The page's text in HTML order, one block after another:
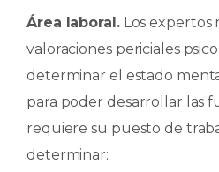
Área laboral.Los expertos
valoraciones periciales
determinar el estado
para poder desarrollar las
requiere su puesto de
determinar: